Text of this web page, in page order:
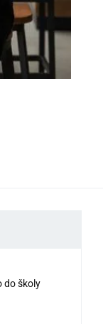
do školy